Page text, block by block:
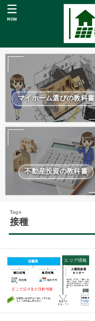
MENU
マイホーム選びの教科書
不動産投資の教科書
接種
エリア情報